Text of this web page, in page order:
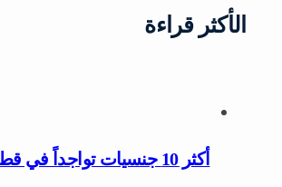
الأكثر قراءة
أكثر 10 جنسيات تواجداً في قطر 2025